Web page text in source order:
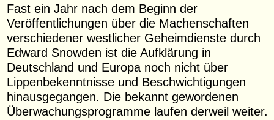
Fast ein Jahr nach dem Beginn der
Veröffentlichungen über die Machenschaften
verschiedener westlicher Geheimdienste durch
Edward Snowden ist die Aufklärung in
Deutschland und Europa noch nicht über
Lippenbekenntnisse und Beschwichtigungen
hinausgegangen. Die bekannt gewordenen
Überwachungsprogramme laufen derweil weiter.